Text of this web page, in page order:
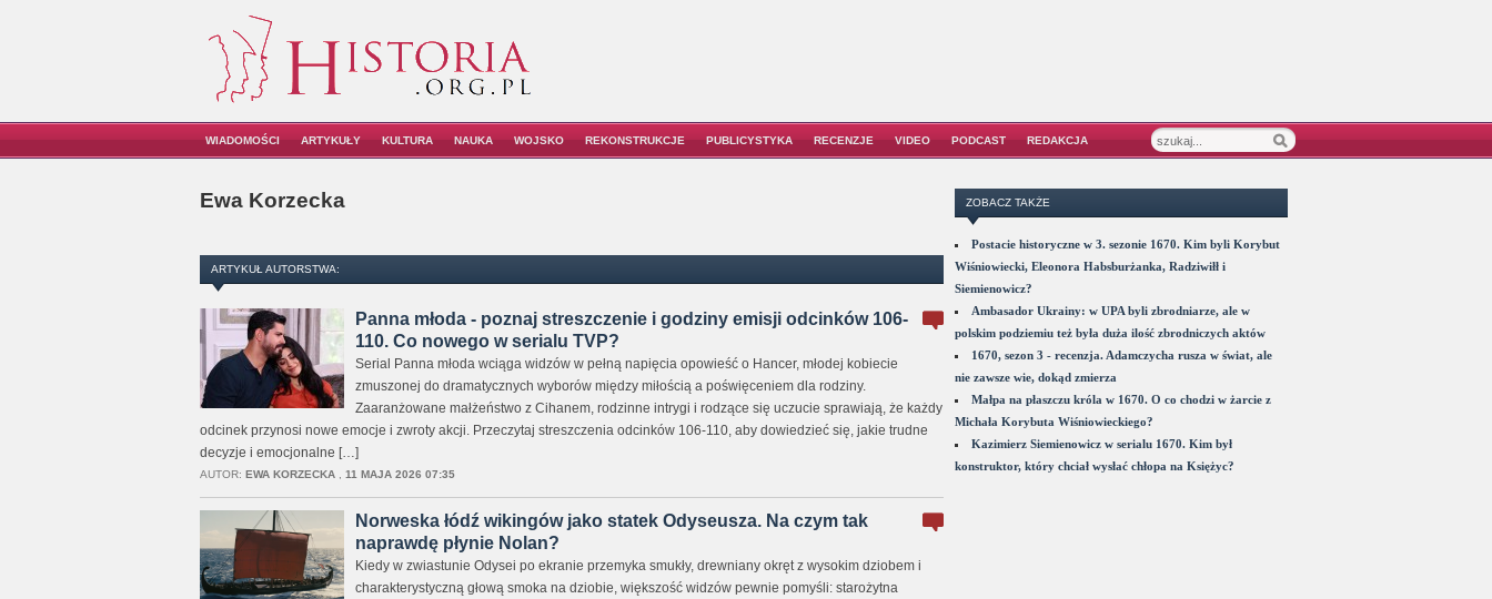
WIADOMOŚCI ARTYKUŁY KULTURA NAUKA WOJSKO REKONSTRUKCJE PUBLICYSTYKA RECENZJE VIDEO PODCAST REDAKCJA
Ewa Korzecka
ARTYKUŁ AUTORSTWA:
Panna młoda - poznaj streszczenie i godziny emisji odcinków 106-
110. Co nowego w serialu TVP?
Serial Panna młoda wciąga widzów w pełną napięcia opowieść o Hancer, młodej kobiecie
zmuszonej do dramatycznych wyborów między miłością a poświęceniem dla rodziny.
Zaaranżowane małżeństwo z Cihanem, rodzinne intrygi i rodzące się uczucie sprawiają, że każdy
odcinek przynosi nowe emocje i zwroty akcji. Przeczytaj streszczenia odcinków 106-110, aby dowiedzieć się, jakie trudne
decyzje i emocjonalne […]
AUTOR: EWA KORZECKA, 11 MAJA 2026 07:35
Norweska łódź wikingów jako statek Odyseusza. Na czym tak
naprawdę płynie Nolan?
Kiedy w zwiastunie Odysei po ekranie przemyka smukły, drewniany okręt z wysokim dziobem i
charakterystyczną głową smoka na dziobie, większość widzów pewnie pomyśli: starożytna
ZOBACZ TAKŻE
Postacie historyczne w 3. sezonie 1670. Kim byli Korybut
Wiśniowiecki, Eleonora Habsburżanka, Radziwiłł i
Siemienowicz?
Ambasador Ukrainy: w UPA byli zbrodniarze, ale w
polskim podziemiu też była duża ilość zbrodniczych aktów
1670, sezon 3 - recenzja. Adamczycha rusza w świat, ale
nie zawsze wie, dokąd zmierza
Małpa na płaszczu króla w 1670. O co chodzi w żarcie z
Michała Korybuta Wiśniowieckiego?
Kazimierz Siemienowicz w serialu 1670. Kim był
konstruktor, który chciał wysłać chłopa na Księżyc?